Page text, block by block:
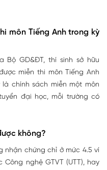
môn Tiếng Anh trong kỳ
Bộ GD&ĐT, thí sinh sở hữu
miễn thi môn Tiếng Anh
chính sách miễn một môn
đại học, mỗi trường có
không?
nhận chứng chỉ ở mức 4.5 ví
nghệ GTVT (UTT), hay